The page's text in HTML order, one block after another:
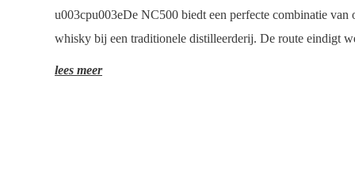
lees meer
u003cpu003eDe NC500 biedt een perfecte combinatie
whisky bij een traditionele distilleerderij. De route eindigt